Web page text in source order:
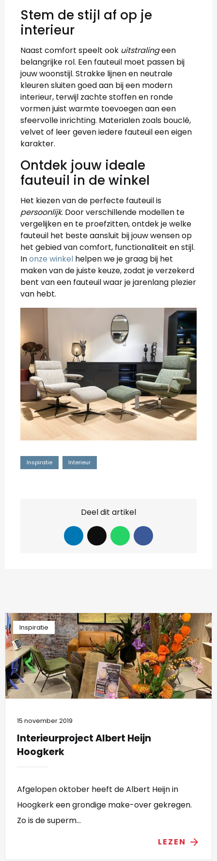
Stem de stijl af op je
interieur
Naast comfort speelt ook uitstralingeen
belangrijke rol. Een fauteuil moet passen bij
jouw woonstijl. Strakke lijnen en neutrale
kleuren sluiten goed aan bij een modern
interieur, terwijl zachte stoffen en ronde
vormen juist warmte toevoegen aan een
sfeervolle inrichting. Materialen zoals bouclé,
velvet of leer geven iedere fauteuil een eigen
karakter.
Ontdek jouw ideale
fauteuil in de winkel
Het kiezen van de perfecte fauteuil is
persoonlijk. Door verschillende modellen te
vergelijken en te proefzitten, ontdek je welke
fauteuil het beste aansluit bij jouw wensen op
het gebied van comfort, functionaliteit en stijl.
Inonze winkel helpen we je graag bij het
maken van de juiste keuze, zodat je verzekerd
bent van een fauteuil waar je jarenlang plezier
van hebt.
Inspiratie Interieur
Deel dit artikel
Inspiratie
15 november 2019
Interieurproject Albert Heijn
Hoogkerk
Afgelopen oktober heeft de Albert Heijn in
Hoogkerk een grondige make-over gekregen.
Zo is de superm...
LEZEN arrow_forward